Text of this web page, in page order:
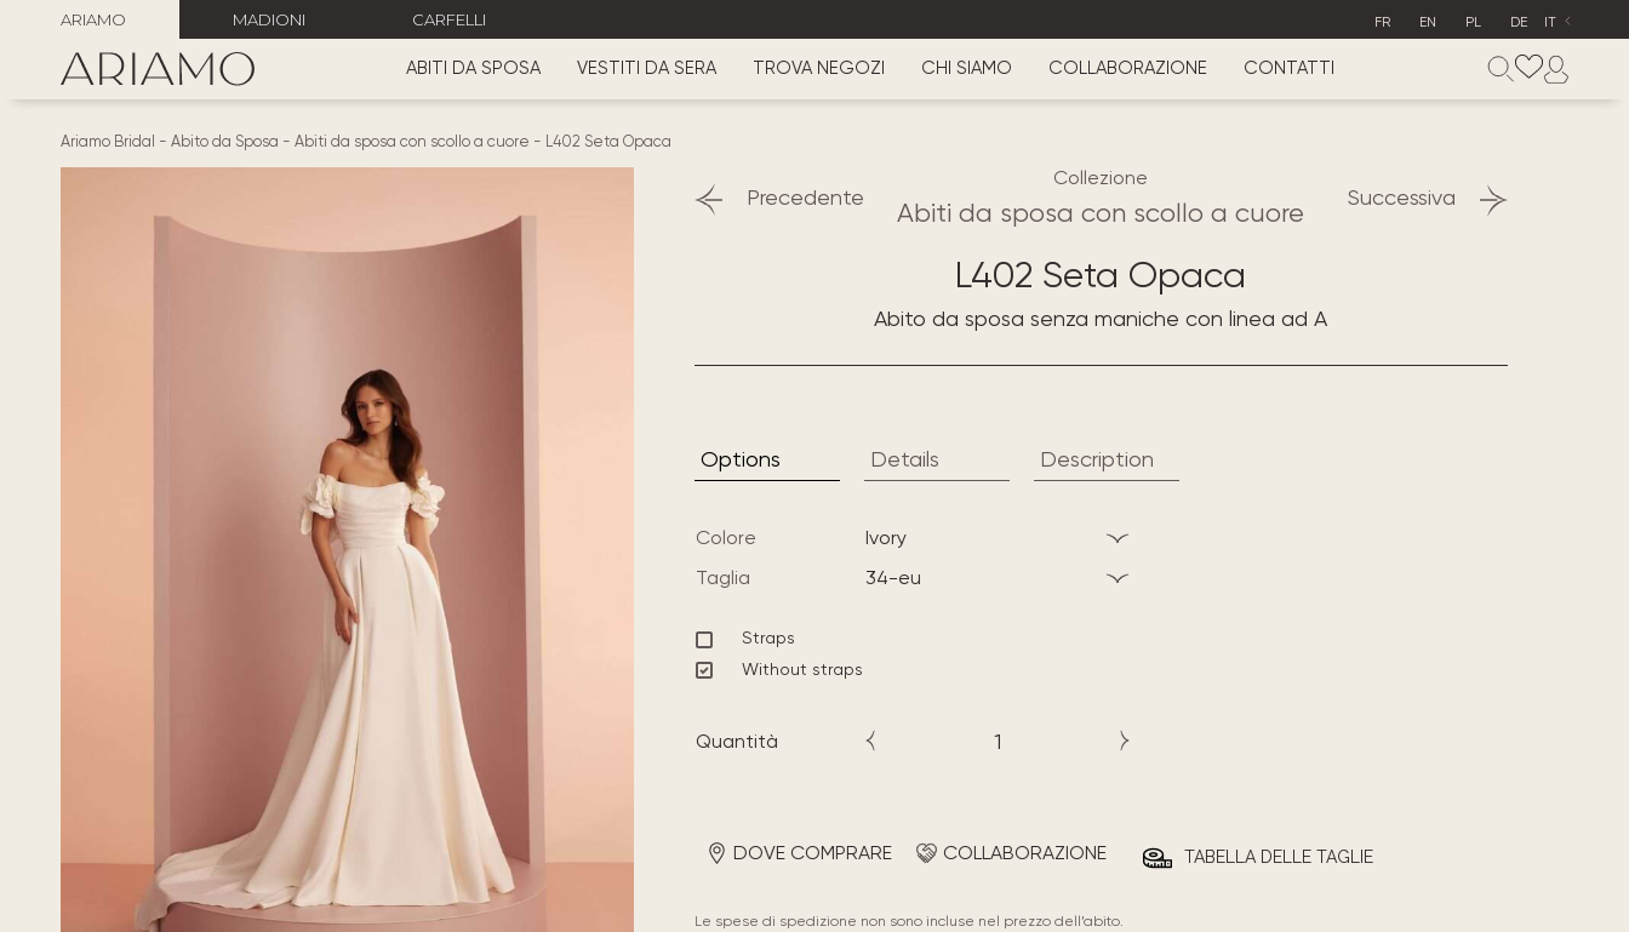
ARIAMO MADIONI CARFELLI FR EN PL DE IT
ABITI DA SPOSA VESTITI DA SERA TROVA NEGOZI CHI SIAMO COLLABORAZIONE CONTATTI
Ariamo Bridal - Abito da Sposa - Abiti da sposa con scollo a cuore - L402 Seta Opaca
Precedente Successiva
Collezione
Abiti da sposa con scollo a cuore
L402 Seta Opaca
Abito da sposa senza maniche con linea ad A
Options Details Description
Colore
ivory
Taglia
34-eu
Straps
Without straps
Quantità
DOVE COMPRARE COLLABORAZIONE TABELLA DELLE TAGLIE
Le spese di spedizione non sono incluse nel prezzo dell’abito.